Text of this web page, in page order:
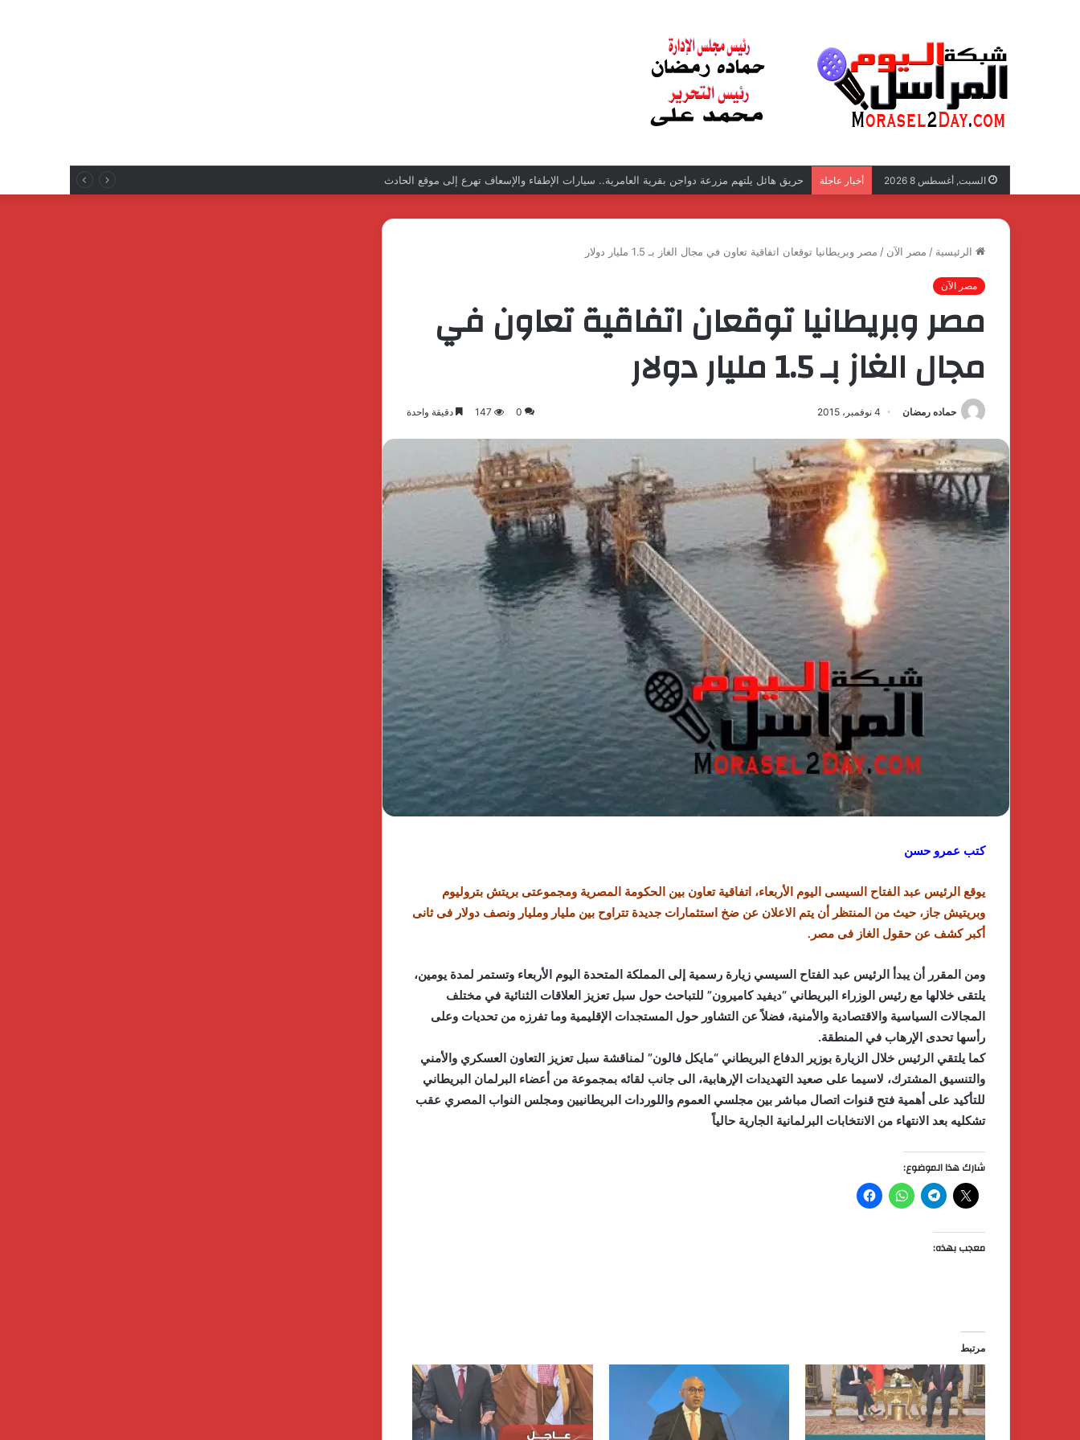
السبت, أغسطس 8 2026 أخبار عاجلة المحاسب محمد نبيل عبد الغفار فولي.. قيادة إدارية ناجحة على رأس فرع إيرادات طامية
الرئيسية / مصر الآن / مصر وبريطانيا توقعان اتفاقية تعاون في مجال الغاز بـ 1.5 مليار دولار
مصر الآن
مصر وبريطانيا توقعان اتفاقية تعاون في
مجال الغاز بـ 1.5 مليار دولار
حماده رمضان 4 نوفمبر، 2015 0
147 دقيقة واحدة
كتب عمرو حسن
يوقع الرئيس عبد الفتاح السيسى اليوم الأربعاء، اتفاقية تعاون بين الحكومة المصرية ومجموعتى بريتش بتروليوم
وبريتيش جاز، حيث من المنتظر أن يتم الاعلان عن ضخ استثمارات جديدة تتراوح بين مليار ومليار ونصف دولار فى ثانى
أكبر كشف عن حقول الغاز فى مصر.
ومن المقرر أن يبدأ الرئيس عبد الفتاح السيسي زيارة رسمية إلى المملكة المتحدة اليوم الأربعاء وتستمر لمدة يومين،
يلتقى خلالها مع رئيس الوزراء البريطاني “ديفيد كاميرون” للتباحث حول سبل تعزيز العلاقات الثنائية في مختلف
المجالات السياسية والاقتصادية والأمنية، فضلاً عن التشاور حول المستجدات الإقليمية وما تفرزه من تحديات وعلى
رأسها تحدى الإرهاب في المنطقة.
كما يلتقي الرئيس خلال الزيارة بوزير الدفاع البريطاني “مايكل فالون” لمناقشة سبل تعزيز التعاون العسكري والأمني
والتنسيق المشترك، لاسيما على صعيد التهديدات الإرهابية، الى جانب لقائه بمجموعة من أعضاء البرلمان البريطاني
للتأكيد على أهمية فتح قنوات اتصال مباشر بين مجلسي العموم واللوردات البريطانيين ومجلس النواب المصري عقب
تشكليه بعد الانتهاء من الانتخابات البرلمانية الجارية حالياً
شارك هذا الموضوع:
معجب بهذه:
مرتبط